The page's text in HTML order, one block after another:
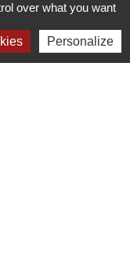
over what you want
Personalize